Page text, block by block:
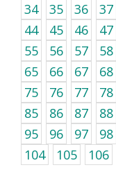
34
35 36 37
44
45 46 47
55
56 57 58
65
66 67 68
75
76 77 78
85
86 87 88
95
96 97 98
104
105 106